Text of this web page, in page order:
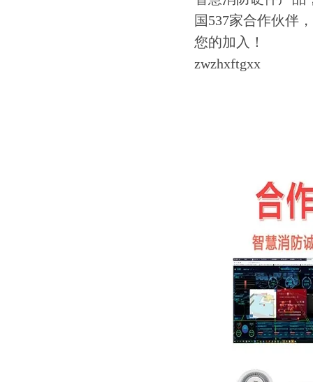
国537家合作伙伴
您的加入！
zwzhxftgxx